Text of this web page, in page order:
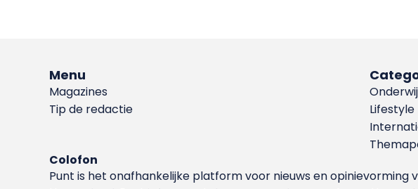
Menu
Magazines
Tip de redactie
Lifestyle
Colofon
Punt is het onafhankelijke platform voor nieuws en